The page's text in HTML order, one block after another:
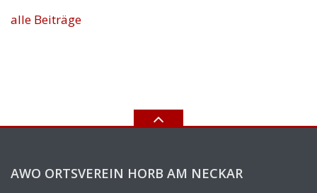
alle Beiträge
AWO ORTSVEREIN HORB AM NECKAR